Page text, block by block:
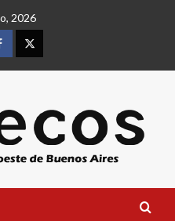
2026
Twitter